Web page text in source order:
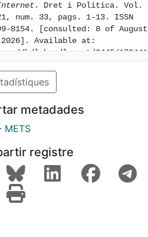
. Dret i Política. Vol.
num. 33, pags. 1-13. ISSN
8154. [consulted: 8 of August
Available at:
hdl.handle.net/2445/178441
metadades
METS
registre